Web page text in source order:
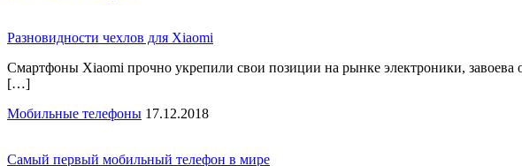
Разновидности чехлов для Xiaomi
Смартфоны Xiaomi прочно укрепили свои позиции на рынке электроники,
[…]
Мобильные телефоны 17.12.2018
Самый первый мобильный телефон в мире